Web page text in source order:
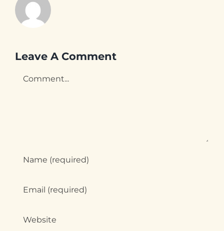
Leave A Comment
Comment